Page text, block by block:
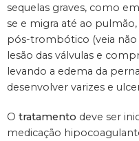
sequelas graves, como
se e migra até ao
pós-trombótico (veia
lesão das válvulas e
levando a edema da
desenvolver varizes e
O tratamento deve ser
medicação